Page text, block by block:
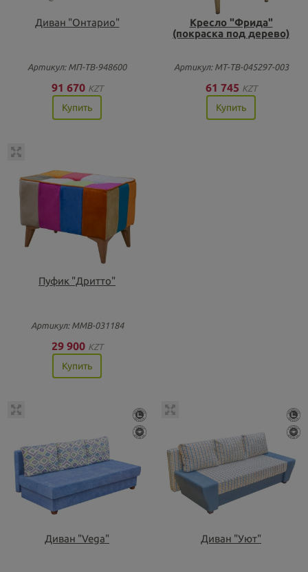
Диван "Онтарио"
Артикул: МП-ТВ-948600
91 670 KZT
Купить
Кресло "Фрида"
(покраска под дерево)
Артикул: МТ-ТВ-045297-003
61 745 KZT
Купить
Пуфик "Дритто"
Артикул: ММВ-031184
29 900 KZT
Купить
Диван "Vega" Диван "Уют"